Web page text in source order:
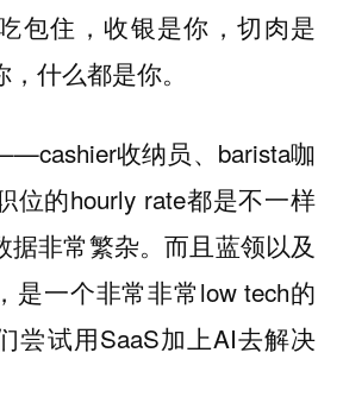
包住，收银是你，切肉是
什么都是你。
收纳员、barista咖
位的hourly rate都是不一样
据非常繁杂。而且蓝领以及
是一个非常非常low tech的
尝试用SaaS加上AI去解决